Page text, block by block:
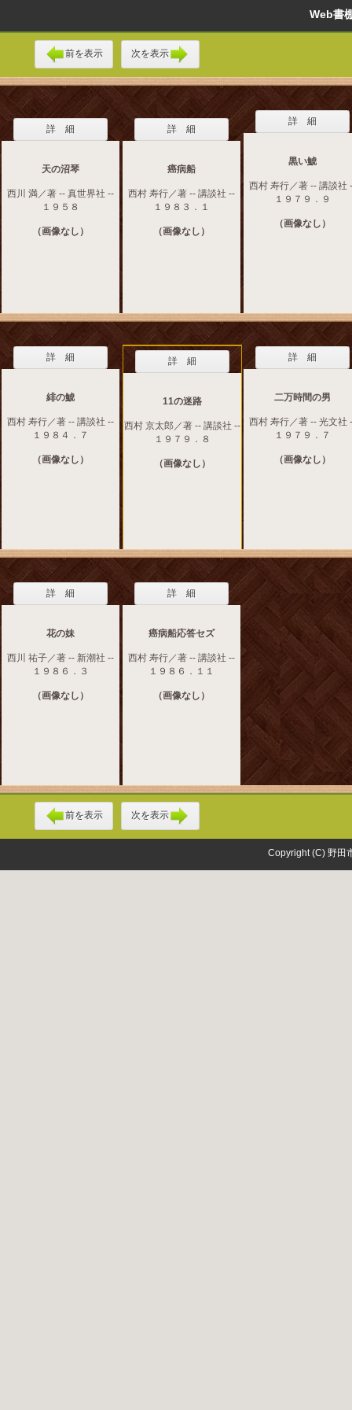
Web
前を表示 次を表示
詳 細
天の沼琴
西川 満／著 -- 真世界社 --
１９５８
（画像なし）
詳 細
癌病船
西村 寿行／著 -- 講談社 --
１９８３．１
（画像なし）
詳 細
黒い鯱
西村 寿行／著 -- 講談社
１９７９．９
（画像なし）
詳 細
緋の鯱
西村 寿行／著 -- 講談社 --
１９８４．７
（画像なし）
詳 細
11の迷路
西村 京太郎／著 -- 講談社 --
１９７９．８
（画像なし）
詳 細
二万時間の男
西村 寿行／著 -- 光文社
１９７９．７
（画像なし）
詳 細
花の妹
西川 祐子／著 -- 新潮社 --
１９８６．３
（画像なし）
詳 細
癌病船応答セズ
西村 寿行／著 -- 講談社 --
１９８６．１１
（画像なし）
前を表示 次を表示
Copyright (C) 野田